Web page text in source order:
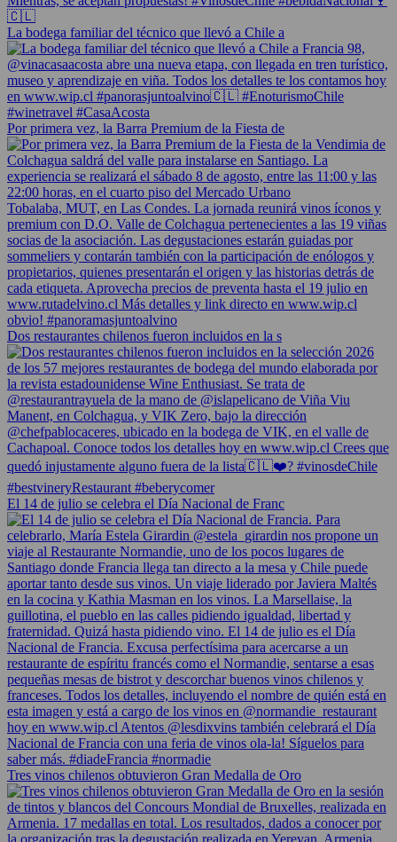
La bodega familiar del técnico que llevó a Chile a
Por primera vez, la Barra Premium de la Fiesta de
Dos restaurantes chilenos fueron incluidos en la s
El 14 de julio se celebra el Día Nacional de Franc
Tres vinos chilenos obtuvieron Gran Medalla de Oro